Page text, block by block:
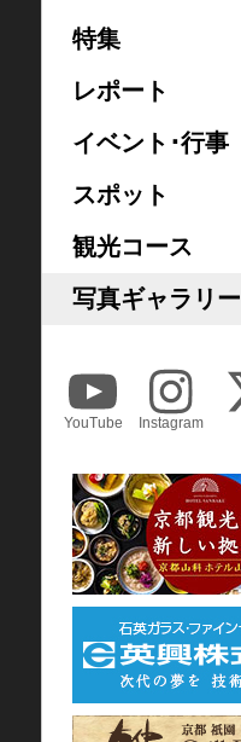
特集
レポート
イベント･行事
スポット
観光コース
写真ギャラリー
YouTube Instagram